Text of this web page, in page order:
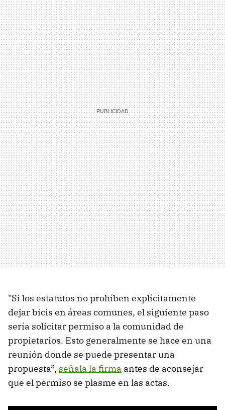
"Si los estatutos no prohíben explícitamente
dejar bicis en áreas comunes, el siguiente paso
sería solicitar permiso a la comunidad de
propietarios. Esto generalmente se hace en una
reunión donde se puede presentar una
propuesta”, señala la firma antes de aconsejar
que el permiso se plasme en las actas.